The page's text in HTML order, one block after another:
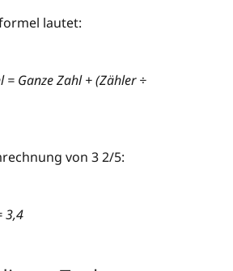
lautet:
= Ganze Zahl + (Zähler ÷
von 3 2/5:
3,4